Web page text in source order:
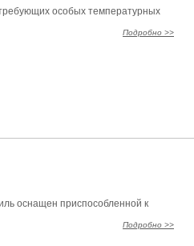
особых температурных
Подробно >>
оснащен приспособленной к
Подробно >>